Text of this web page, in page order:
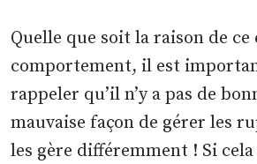
Quelle que soit la raison de ce
comportement, il est
rappeler qu’il n’y a pas de
mauvaise façon de gérer les
les gère différemment ! Si